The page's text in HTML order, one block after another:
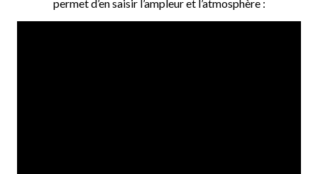
permet d’en saisir l’ampleur et l’atmosphère :